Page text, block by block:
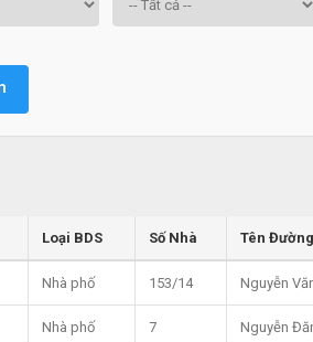
Loại BDS Số Nhà Tên Đường
Nhà phố 153/14 Nguyễn
Nhà phố 7 Nguyễn